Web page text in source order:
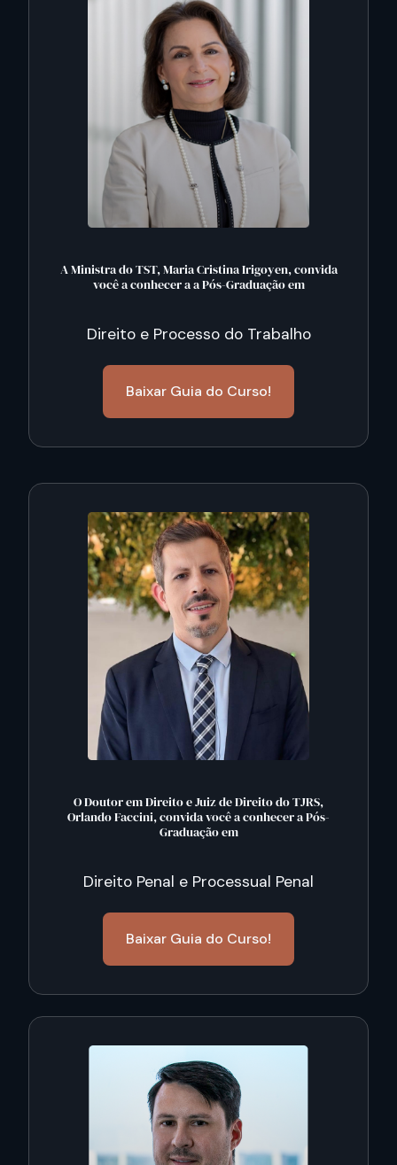
A Ministra do TST, Maria Cristina Irigoyen, convida
você a conhecer a a Pós-Graduação em
Direito e Processo do Trabalho
Baixar Guia do Curso!
O Doutor em Direito e Juiz de Direito do TJRS,
Orlando Faccini, convida você a conhecer a Pós-
Graduação em
Direito Penal e Processual Penal
Baixar Guia do Curso!